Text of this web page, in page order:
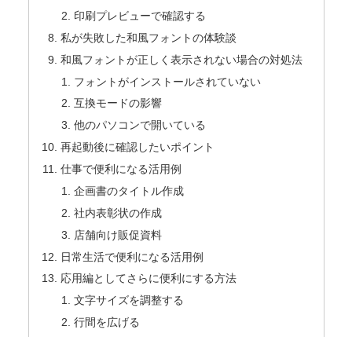
印刷プレビューで確認する
私が失敗した和風フォントの体験談
和風フォントが正しく表示されない場合の対処法
フォントがインストールされていない
互換モードの影響
他のパソコンで開いている
再起動後に確認したいポイント
仕事で便利になる活用例
企画書のタイトル作成
社内表彰状の作成
店舗向け販促資料
日常生活で便利になる活用例
応用編としてさらに便利にする方法
文字サイズを調整する
行間を広げる